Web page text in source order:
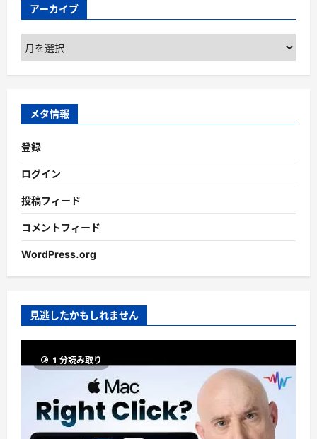
アーカイブ
ア
ー
カ
ブ
メタ情報
登録
ログイン
投稿フィード
コメントフィード
WordPress.org
見逃したかもしれません
1 分読み取り